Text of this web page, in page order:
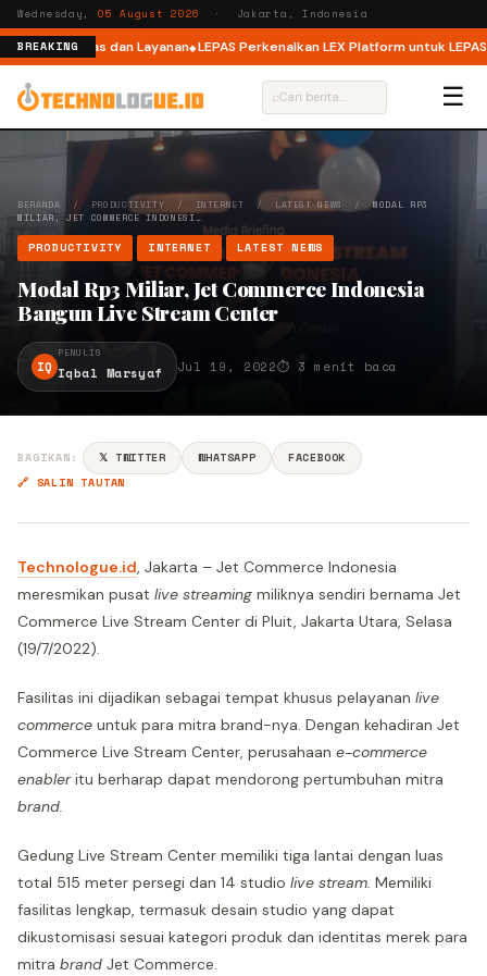
Wednesday, 05 August 2026 · Jakarta, Indonesia
BREAKING
Adu Kualitas dan Layanan LEPAS Perkenalkan LEX Platform untuk LEPAS
⌕ ☰
BERANDA / PRODUCTIVITY / INTERNET / LATEST NEWS /MODAL RP3
MILIAR, JET COMMERCE INDONESI…
PRODUCTIVITY INTERNET LATEST NEWS
Modal Rp3 Miliar, Jet Commerce Indonesia
Bangun Live Stream Center
IQ
PENULIS
Iqbal Marsyaf Jul 19, 2022⏱ 3 menit baca
BAGIKAN: 𝕏 TWITTER WHATSAPP
FACEBOOK
🔗 SALIN TAUTAN
Technologue.id, Jakarta – Jet Commerce Indonesia
meresmikan pusat live streaming miliknya sendiri bernama Jet
Commerce Live Stream Center di Pluit, Jakarta Utara, Selasa
(19/7/2022).
Fasilitas ini dijadikan sebagai tempat khusus pelayanan live
commerce untuk para mitra brand-nya. Dengan kehadiran Jet
Commerce Live Stream Center, perusahaan e-commerce
enableritu berharap dapat mendorong pertumbuhan mitra
brand.
Gedung Live Stream Center memiliki tiga lantai dengan luas
total 515 meter persegi dan 14 studio live stream. Memiliki
fasilitas lengkap, termasuk desain studio yang dapat
dikustomisasi sesuai kategori produk dan identitas merek para
mitra brand Jet Commerce.